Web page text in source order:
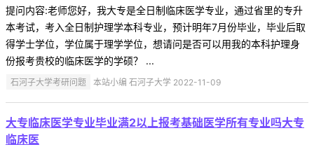
提问内容:老师您好，我大专是全日制临床医学专业，通过省里的专升
本考试，考入全日制护理学本科专业，预计明年7月份毕业，毕业后取
得学士学位，学位属于理学学位，想请问是否可以用我的本科护理身
份报考贵校的临床医学的学硕？ ...
石河子大学考研问题 本站小编 石河子大学 2022-11-09
大专临床医学专业毕业满2以上报考基础医学所有专业吗大专
临床医